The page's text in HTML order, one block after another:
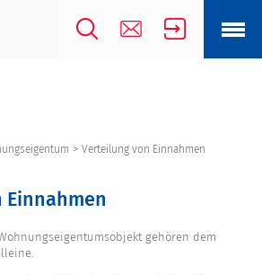
> Verteilung von Einnahmen
gehören dem